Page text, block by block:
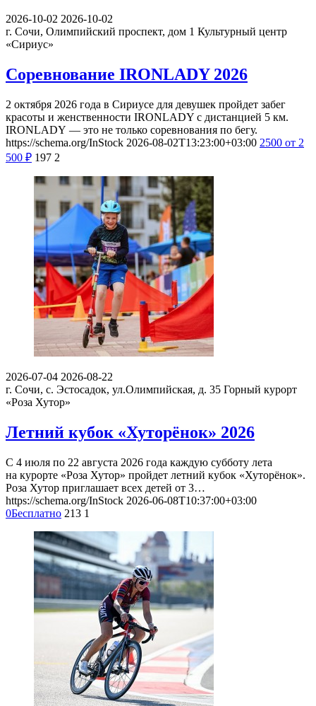
2026-10-02 2026-10-02
г. Сочи, Олимпийский проспект, дом 1 Культурный центр
«Сириус»
Соревнование IRONLADY 2026
2 октября 2026 года в Сириусе для девушек пройдет забег
красоты и женственности IRONLADY с дистанцией 5 км.
IRONLADY — это не только соревнования по бегу.
https://schema.org/InStock 2026-08-02T13:23:00+03:00 2500 от 2
500 ₽ 197 2
2026-07-04 2026-08-22
г. Сочи, с. Эстосадок, ул.Олимпийская, д. 35 Горный курорт
«Роза Хутор»
Летний кубок «Хуторёнок» 2026
С 4 июля по 22 августа 2026 года каждую субботу лета
на курорте «Роза Хутор» пройдет летний кубок «Хуторёнок».
Роза Хутор приглашает всех детей от 3…
https://schema.org/InStock 2026-06-08T10:37:00+03:00
0Бесплатно 213 1